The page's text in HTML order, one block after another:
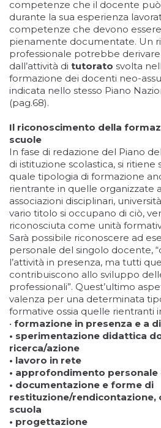
competenze che il docente
durante la sua esperienza
competenze che devono
pienamente documentate. Un
professionale potrebbe
dall’attività di tutorato svolta
formazione dei docenti neo-
indicata nello stesso Piano
(pag.68).
Il riconoscimento della
scuole
In fase di redazione del Piano
di istituzione scolastica, si ritiene
quale tipologia di formazione
rientrante in quelle organizzate
associazioni disciplinari,
vario titolo si occupano di ciò,
riconosciuta come unità
Sarà possibile riconoscere ad
personale del singolo docente,
l’attività in presenza, ma tutti
contribuiscono allo sviluppo
professionali”. Quest’ultimo
valenza per una determinata
formative ossia quelle rientranti
• formazione in presenza e a
• sperimentazione didattica
ricerca/azione
• lavoro in rete
• approfondimento personale
• documentazione e forme di
restituzione/rendicontazione,
scuola
• progettazione